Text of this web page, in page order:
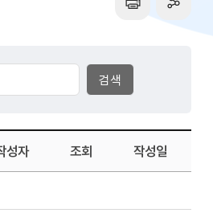
성자 조회 작성일